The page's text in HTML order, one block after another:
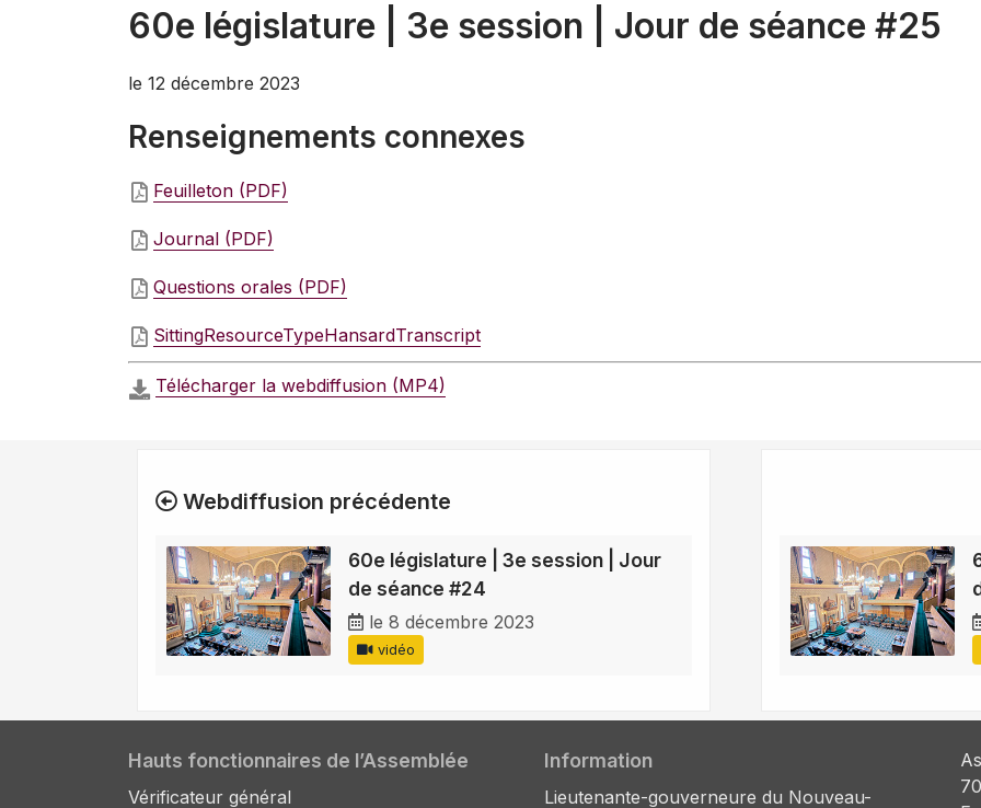
60e législature | 3e session | Jour de séance #25
le 12 décembre 2023
Renseignements connexes
Feuilleton (PDF)
Journal (PDF)
Questions orales (PDF)
SittingResourceTypeHansardTranscript
Télécharger la webdiffusion (MP4)
Webdiffusion précédente
60e législature | 3e session | Jour
de séance #24
le 8 décembre 2023
vidéo
Hauts fonctionnaires de l’Assemblée
Vérificateur général
Information
Lieutenante-gouverneure du Nouveau-